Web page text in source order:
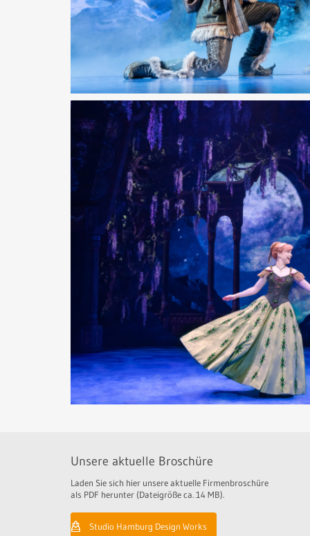
Unsere aktuelle Broschüre
Laden Sie sich hier unsere aktuelle Firmenbroschüre
als PDF herunter (Dateigröße ca. 14 MB).
Studio Hamburg Design Works